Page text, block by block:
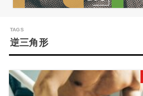
逆三角形